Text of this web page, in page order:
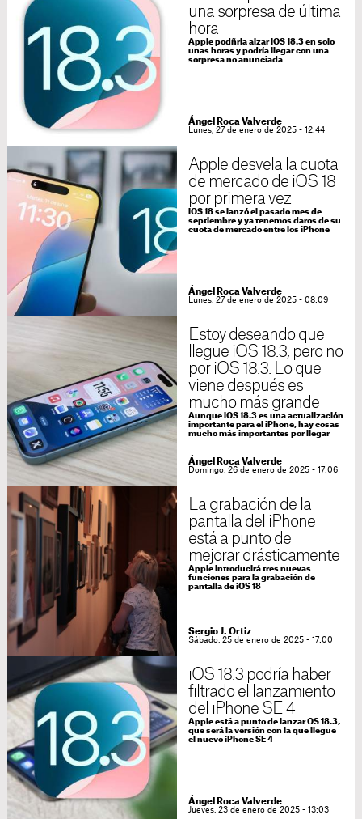
una sorpresa de última
hora
Apple podñria alzar iOS 18.3 en solo
unas horas y podría llegar con una
sorpresa no anunciada
Ángel Roca Valverde
Lunes, 27 de enero de 2025 - 12:44
Apple desvela la cuota
de mercado de iOS 18
por primera vez
iOS 18 se lanzó el pasado mes de
septiembre y ya tenemos daros de su
cuota de mercado entre los iPhone
Ángel Roca Valverde
Lunes, 27 de enero de 2025 - 08:09
Estoy deseando que
llegue iOS 18.3, pero no
por iOS 18.3. Lo que
viene después es
mucho más grande
Aunque iOS 18.3 es una actualización
importante para el iPhone, hay cosas
mucho más importantes por llegar
Ángel Roca Valverde
Domingo, 26 de enero de 2025 - 17:06
La grabación de la
pantalla del iPhone
está a punto de
mejorar drásticamente
Apple introducirá tres nuevas
funciones para la grabación de
pantalla de iOS 18
Sergio J. Ortiz
Sábado, 25 de enero de 2025 - 17:00
iOS 18.3 podría haber
filtrado el lanzamiento
del iPhone SE 4
Apple está a punto de lanzar OS 18.3,
que será la versión con la que llegue
el nuevo iPhone SE 4
Ángel Roca Valverde
Jueves, 23 de enero de 2025 - 13:03